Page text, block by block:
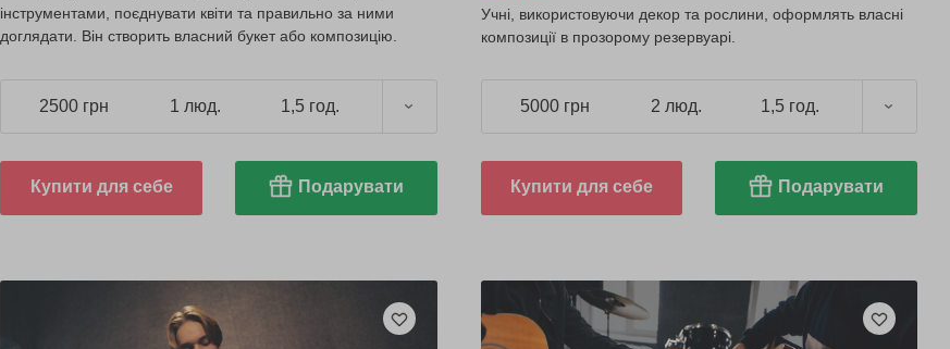
інструментами, поєднувати квіти та правильно за ними
доглядати. Він створить власний букет або композицію.
2500 грн 1 люд. 1,5 год.
Купити для себе Подарувати
Учні, використовуючи декор та рослини, оформлять власні
композиції в прозорому резервуарі.
5000 грн 2 люд. 1,5 год.
Купити для себе Подарувати